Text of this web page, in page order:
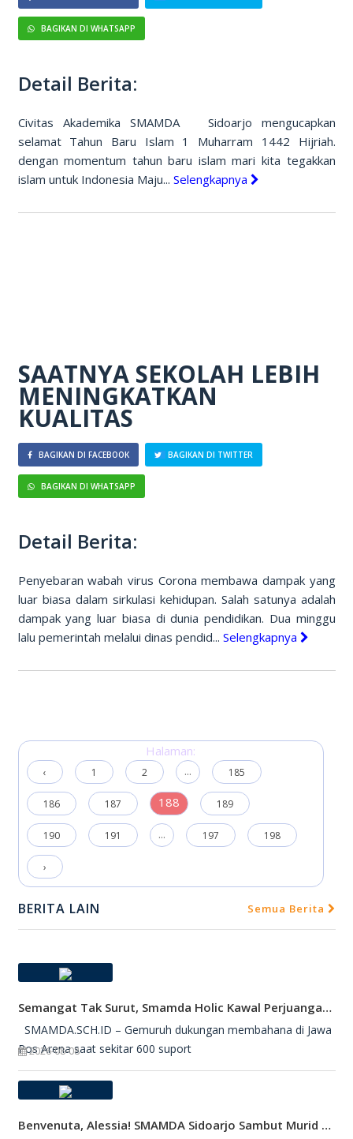
BAGIKAN DI WHATSAPP
Detail Berita:
Civitas Akademika SMAMDA Sidoarjo mengucapkan
selamat Tahun Baru Islam 1 Muharram 1442 Hijriah.
dengan momentum tahun baru islam mari kita tegakkan
islam untuk Indonesia Maju... Selengkapnya
SAATNYA SEKOLAH LEBIH
MENINGKATKAN
KUALITAS
BAGIKAN DI FACEBOOK BAGIKAN DI TWITTER
BAGIKAN DI WHATSAPP
Detail Berita:
Penyebaran wabah virus Corona membawa dampak yang
luar biasa dalam sirkulasi kehidupan. Salah satunya adalah
dampak yang luar biasa di dunia pendidikan. Dua minggu
lalu pemerintah melalui dinas pendid... Selengkapnya
Halaman:
‹ 1 2 ... 185
186 187 188 189
190 191 ... 197 198
›
BERITA LAIN Semua Berita
Semangat Tak Surut, Smamda Holic Kawal Perjuangan Tim Basket Smamda Di DBL 2026
SMAMDA.SCH.ID – Gemuruh dukungan membahana di Jawa
Pos Arena saat sekitar 600 suport
2026-08-08
Benvenuta, Alessia! SMAMDA Sidoarjo Sambut Murid Pertukaran Pelajar Dari Italia